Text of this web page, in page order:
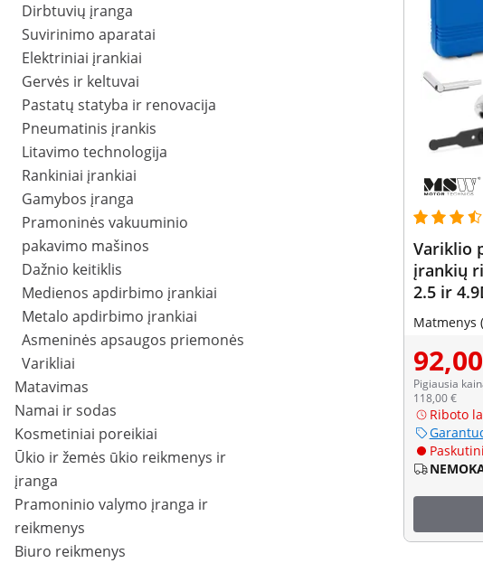
Dirbtuvių įranga
Suvirinimo aparatai
Elektriniai įrankiai
Gervės ir keltuvai
Pastatų statyba ir renovacija
Pneumatinis įrankis
Litavimo technologija
Rankiniai įrankiai
Gamybos įranga
Pramoninės vakuuminio
pakavimo mašinos
Dažnio keitiklis
Medienos apdirbimo įrankiai
Metalo apdirbimo įrankiai
Asmeninės apsaugos priemonės
Varikliai
Matavimas
Namai ir sodas
Kosmetiniai poreikiai
Ūkio ir žemės ūkio reikmenys ir
įranga
Pramoninio valymo įranga ir
reikmenys
Biuro reikmenys
Variklio
įrankių
2.5 ir
Matmenys
Pigiausia
118,00 €
Riboto